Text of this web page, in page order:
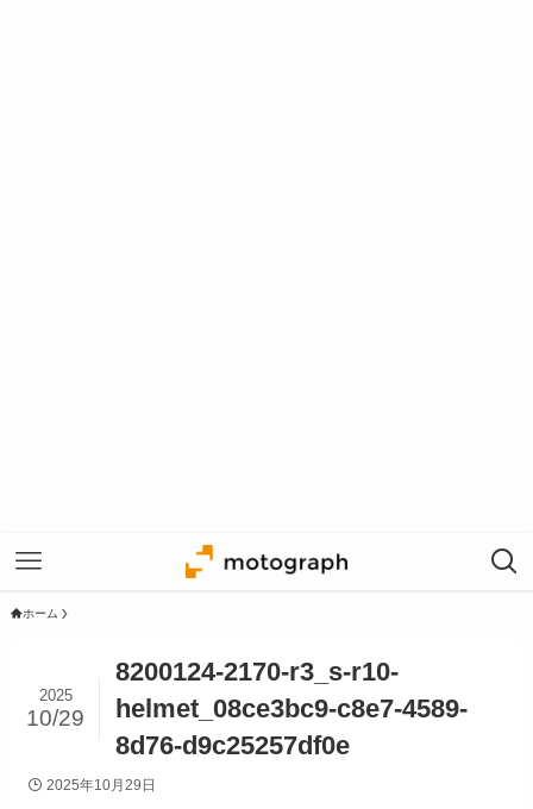
ホーム
8200124-2170-r3_s-r10-
helmet_08ce3bc9-c8e7-4589-
8d76-d9c25257df0e
2025
10/29
2025年10月29日